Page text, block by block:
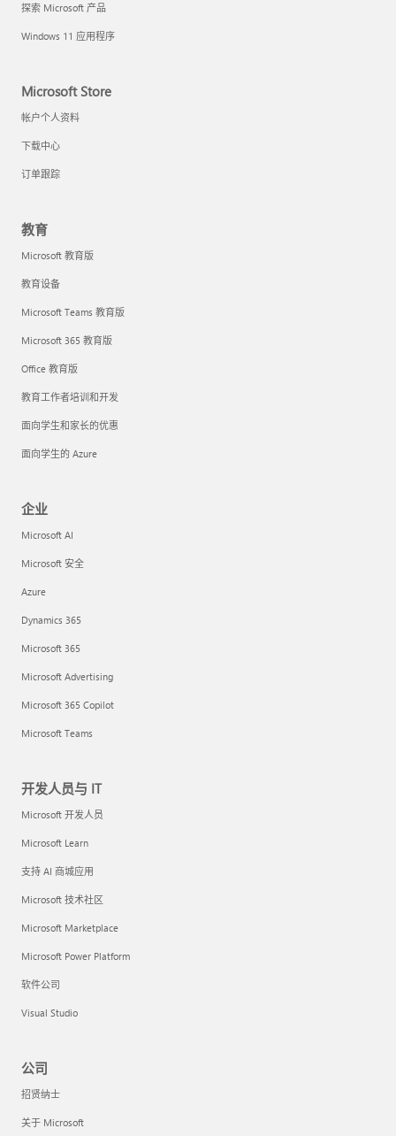
探索 Microsoft 产品
Windows 11 应用程序
Microsoft Store
帐户个人资料
下载中心
订单跟踪
教育
Microsoft 教育版
教育设备
Microsoft Teams 教育版
Microsoft 365 教育版
Office 教育版
教育工作者培训和开发
面向学生和家长的优惠
面向学生的 Azure
企业
Microsoft AI
Microsoft 安全
Azure
Dynamics 365
Microsoft 365
Microsoft Advertising
Microsoft 365 Copilot
Microsoft Teams
开发人员与 IT
Microsoft 开发人员
Microsoft Learn
支持 AI 商城应用
Microsoft 技术社区
Microsoft Marketplace
Microsoft Power Platform
软件公司
Visual Studio
公司
招贤纳士
关于 Microsoft